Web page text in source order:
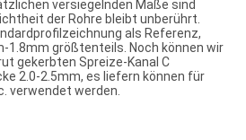
versiegelnden Maße sind
der Rohre bleibt unberührt.
als Referenz,
1.8mm größtenteils. Noch können wir
gekerbten Spreize-Kanal C
2.0-2.5mm, es liefern können für
verwendet werden.